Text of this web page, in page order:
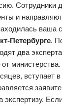
Сотрудники
и
ваша
Петербурге.
два
вступает
экспертизу.